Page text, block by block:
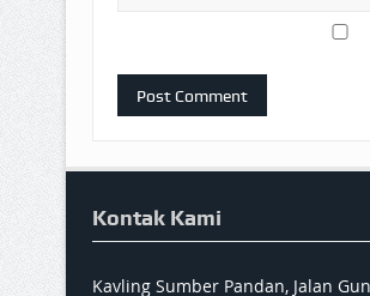
Kontak Kami
Kavling Sumber Pandan, Jalan